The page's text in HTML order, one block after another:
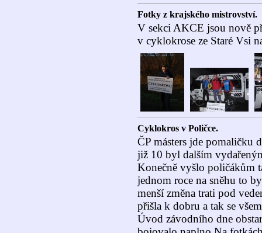
Fotky z krajského mistrovství.
V sekci AKCE jsou nově
v cyklokrose ze Staré Vsi
Cyklokros v Poličce.
ČP másters jde pomaličku
již 10 byl dalším
Konečně vyšlo poličákům
jednom roce na sněhu to
menší změna trati pod
přišla k dobru a tak se
Úvod závodního dne